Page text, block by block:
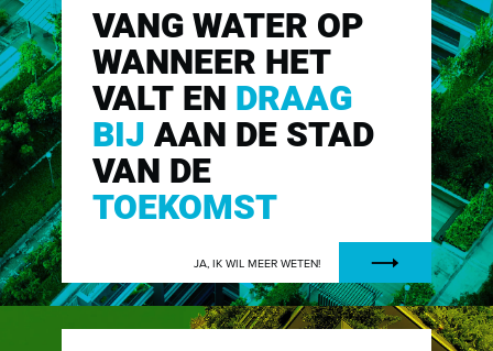
VANG WATER OP
WANNEER HET
VALT EN DRAAG
BIJAAN DE STAD
VAN DE
TOEKOMST
JA, IK WIL MEER WETEN!